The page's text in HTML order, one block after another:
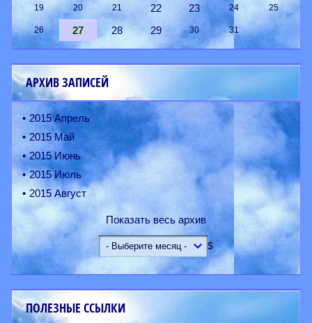
19 20 21 22 23 24 25
26 27 28 29 30 31
АРХИВ ЗАПИСЕЙ
2015 Апрель
2015 Май
2015 Июнь
2015 Июль
2015 Август
Показать весь архив
$
ПОЛЕЗНЫЕ ССЫЛКИ